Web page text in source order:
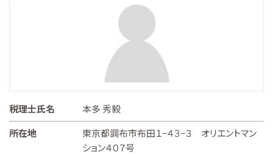
税理士氏名
本多 秀毅
所在地
東京都調布市布田１−４３−３ オリエントマン
ション４０７号